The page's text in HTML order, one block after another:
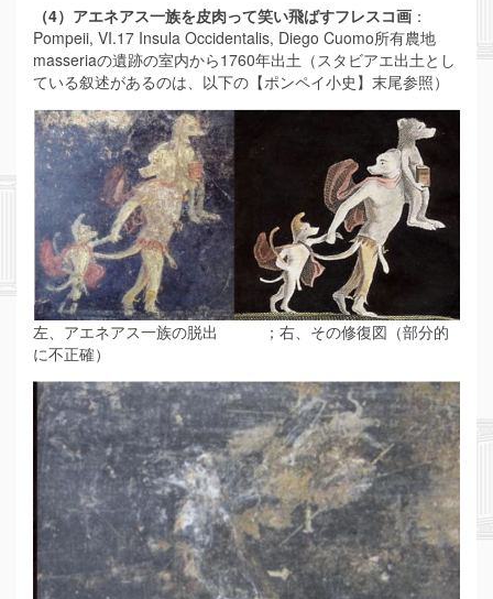
（4）アエネアス一族を皮肉って笑い飛ばすフレスコ画 ：
Pompeii, VI.17 Insula Occidentalis, Diego Cuomo所有農地
masseriaの遺跡の室内から1760年出土（スタビアエ出土とし
ている叙述があるのは、以下の【ポンペイ小史】末尾参照）
左、アエネアス一族の脱出 ；右、その修復図（部分的
に不正確）